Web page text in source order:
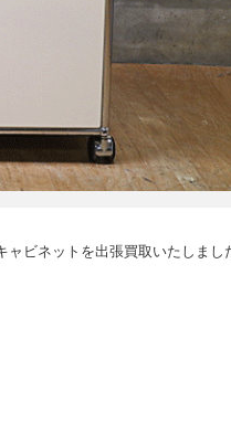
ャビネットを出張買取いたしまし